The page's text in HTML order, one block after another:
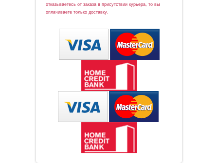
отказываетесь от заказа в присутствии курьера, то вы
оплачиваете только доставку.